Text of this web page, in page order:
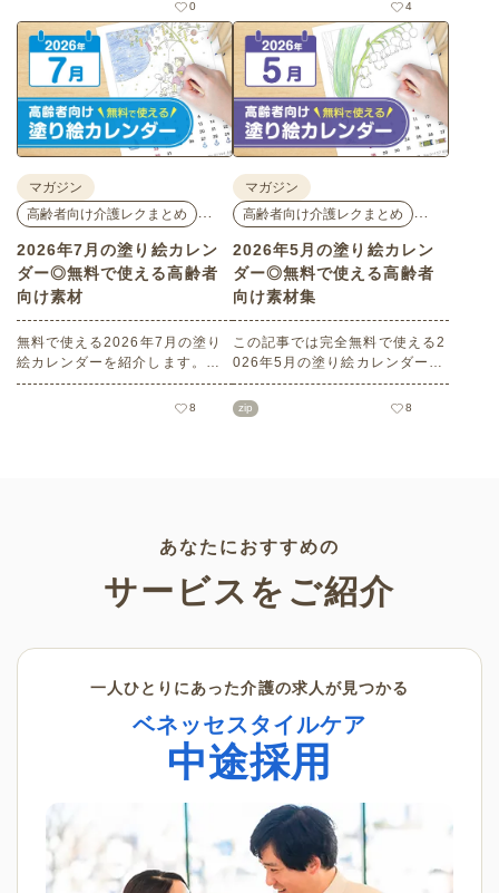
い出のイラストなど、使いやす
いレクリエーション素材満載で
す！商用フリーで無料のためお
気軽にさまざまなシーンでお使
いいただけます。
0
い出のイラストなど、使いやす
い素材満載です！商用フリーで
無料のためお気軽にさまざまな
シーンでお使いいただけます。
4
マガジン
高齢者向け介護レクまとめ
2026年7月の塗り絵カレン
ダー◎無料で使える高齢者
向け素材
無料で使える2026年7月の塗り
絵カレンダーを紹介します。子
どもから高齢者までどなたでも
お使いいただけて、花や植物な
8
マガジン
高齢者向け介護レクまとめ
2026年5月の塗り絵カレン
ダー◎無料で使える高齢者
向け素材集
この記事では完全無料で使える2
026年5月の塗り絵カレンダーを
ご紹介します。こどもの日や母
の日などの季節感を感じられる
zip 8
あなたにおすすめの
サービスをご紹介
一人ひとりにあった介護の求人が見つかる
ベネッセスタイルケア
中途採用